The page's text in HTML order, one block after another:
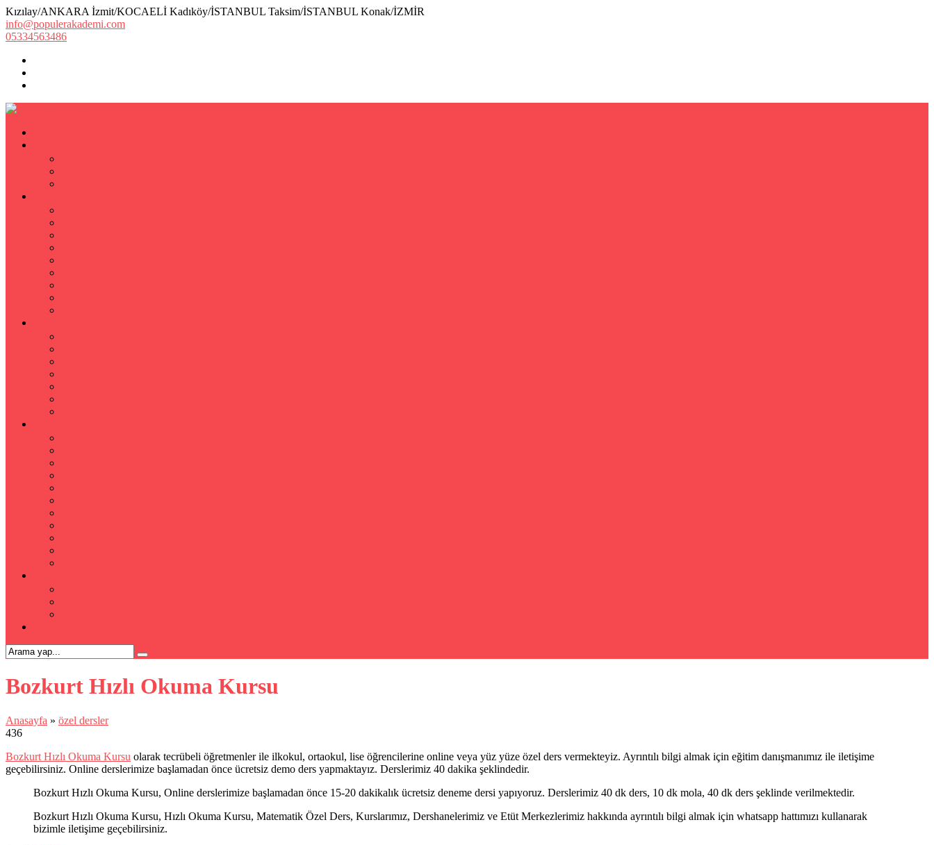
Kızılay/ANKARA İzmit/KOCAELİ Kadıköy/İSTANBUL Taksim/İSTANBUL Konak/İZMİR
info@populerakademi.com
05334563486
Bozkurt Hızlı Okuma Kursu
Anasayfa » özel dersler
436
Bozkurt Hızlı Okuma Kursu olarak tecrübeli öğretmenler ile ilkokul, ortaokul, lise öğrencilerine online veya yüz yüze özel ders vermekteyiz. Ayrıntılı bilgi almak için eğitim danışmanımız ile iletişime
geçebilirsiniz. Online derslerimize başlamadan önce ücretsiz demo ders yapmaktayız. Derslerimiz 40 dakika şeklindedir.
Bozkurt Hızlı Okuma Kursu, Online derslerimize başlamadan önce 15-20 dakikalık ücretsiz deneme dersi yapıyoruz. Derslerimiz 40 dk ders, 10 dk mola, 40 dk ders şeklinde verilmektedir.
Bozkurt Hızlı Okuma Kursu, Hızlı Okuma Kursu, Matematik Özel Ders, Kurslarımız, Dershanelerimiz ve Etüt Merkezlerimiz hakkında ayrıntılı bilgi almak için whatsapp hattımızı kullanarak
bizimle iletişime geçebilirsiniz.